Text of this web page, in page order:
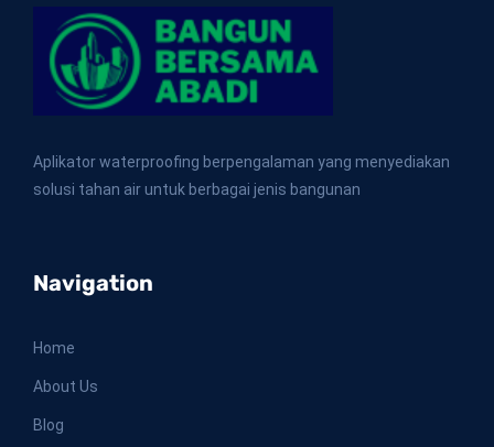
Aplikator waterproofing berpengalaman yang menyediakan
solusi tahan air untuk berbagai jenis bangunan
Navigation
Home
About Us
Blog